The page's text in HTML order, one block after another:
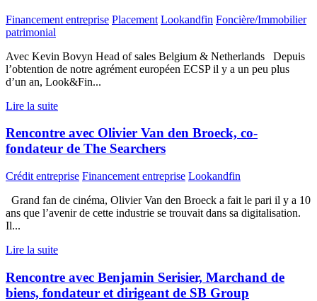
Financement entreprise Placement Lookandfin Foncière/Immobilier
patrimonial
Avec Kevin Bovyn Head of sales Belgium & Netherlands Depuis
l’obtention de notre agrément européen ECSP il y a un peu plus
d’un an, Look&Fin...
Lire la suite
Rencontre avec Olivier Van den Broeck, co-
fondateur de The Searchers
Crédit entreprise Financement entreprise Lookandfin
Grand fan de cinéma, Olivier Van den Broeck a fait le pari il y a 10
ans que l’avenir de cette industrie se trouvait dans sa digitalisation.
Il...
Lire la suite
Rencontre avec Benjamin Serisier, Marchand de
biens, fondateur et dirigeant de SB Group